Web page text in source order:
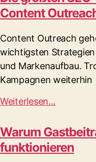
Content
Content Outreach
wichtigsten
und Markenaufbau.
Kampagnen weiterhin
Weiterlesen...
Warum
funktionieren